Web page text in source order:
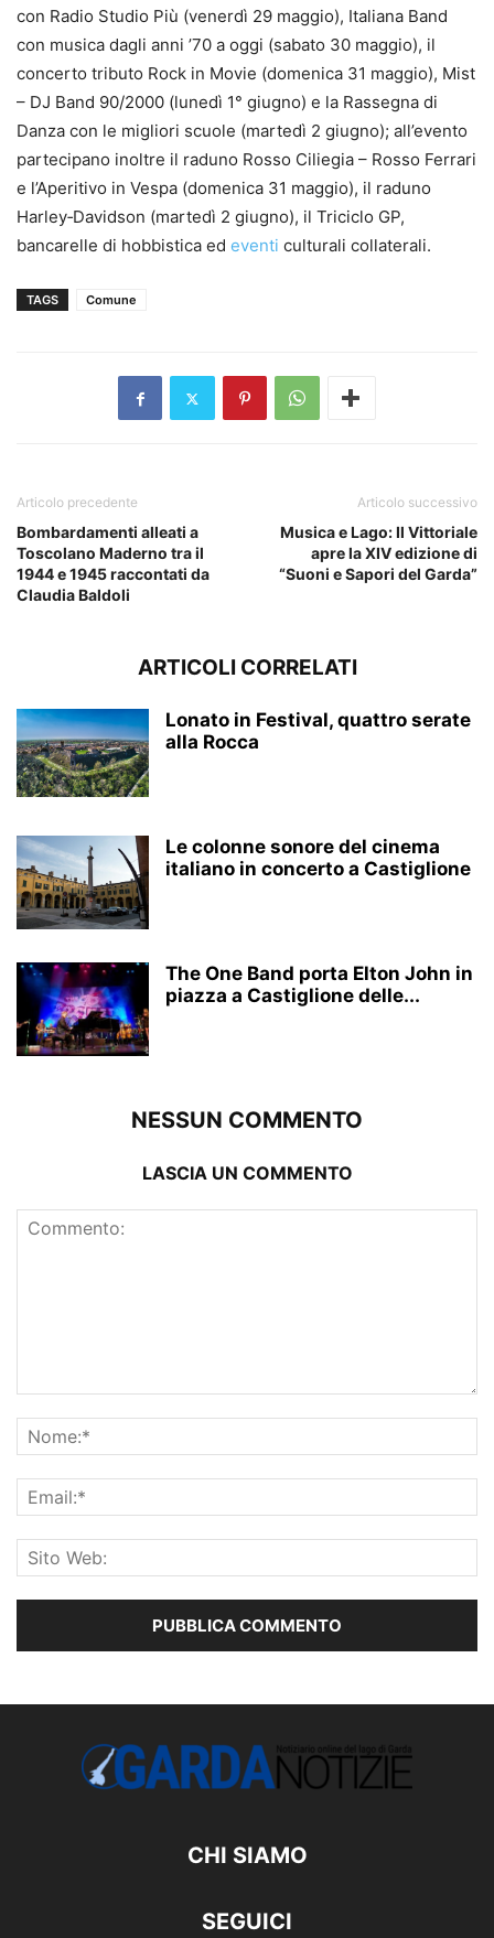
con Radio Studio Più (venerdì 29 maggio), Italiana Band
con musica dagli anni ’70 a oggi (sabato 30 maggio), il
concerto tributo Rock in Movie (domenica 31 maggio), Mist
– DJ Band 90/2000 (lunedì 1° giugno) e la Rassegna di
Danza con le migliori scuole (martedì 2 giugno); all’evento
partecipano inoltre il raduno Rosso Ciliegia – Rosso Ferrari
e l’Aperitivo in Vespa (domenica 31 maggio), il raduno
Harley‑Davidson (martedì 2 giugno), il Triciclo GP,
bancarelle di hobbistica ed eventi culturali collaterali.
TAGS Comune
Articolo precedente
Bombardamenti alleati a
Toscolano Maderno tra il
1944 e 1945 raccontati da
Claudia Baldoli
Articolo successivo
Musica e Lago: Il Vittoriale
apre la XIV edizione di
“Suoni e Sapori del Garda”
ARTICOLI CORRELATI
Lonato in Festival, quattro serate
alla Rocca
Le colonne sonore del cinema
italiano in concerto a Castiglione
The One Band porta Elton John in
piazza a Castiglione delle...
NESSUN COMMENTO
LASCIA UN COMMENTO
CHI SIAMO
SEGUICI